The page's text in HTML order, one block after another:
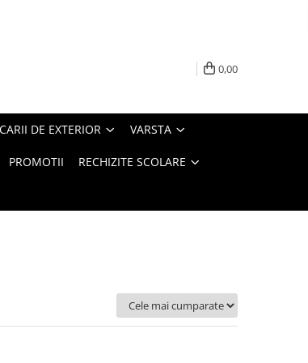
0,00
DE EXTERIOR VARSTA
PROMOTII RECHIZITE SCOLARE